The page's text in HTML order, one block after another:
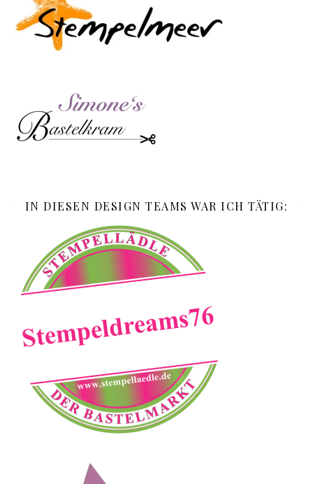
IN DIESEN DESIGN TEAMS WAR ICH TÄTIG: